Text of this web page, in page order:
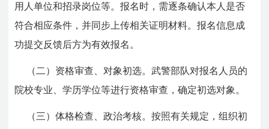
用人单位和招录岗位等。报名时，需逐条确认本人是否
符合相应条件，并同步上传相关证明材料。报名信息成
功提交反馈后方为有效报名。
（二）资格审查、对象初选。武警部队对报名人员的
院校专业、学历学位等进行资格审查，确定初选对象。
（三）体格检查、政治考核。按照有关规定，组织初